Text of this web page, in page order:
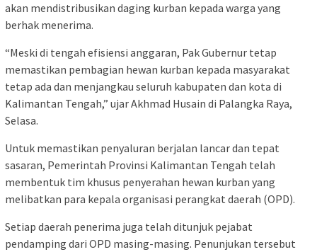
akan mendistribusikan daging kurban kepada warga yang
berhak menerima.
“Meski di tengah efisiensi anggaran, Pak Gubernur tetap
memastikan pembagian hewan kurban kepada masyarakat
tetap ada dan menjangkau seluruh kabupaten dan kota di
Kalimantan Tengah,” ujar Akhmad Husain di Palangka Raya,
Selasa.
Untuk memastikan penyaluran berjalan lancar dan tepat
sasaran, Pemerintah Provinsi Kalimantan Tengah telah
membentuk tim khusus penyerahan hewan kurban yang
melibatkan para kepala organisasi perangkat daerah (OPD).
Setiap daerah penerima juga telah ditunjuk pejabat
pendamping dari OPD masing-masing. Penunjukan tersebut